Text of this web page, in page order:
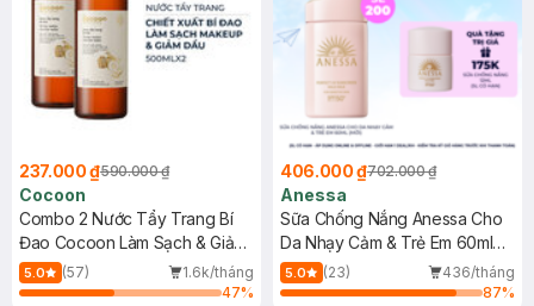
237.000 ₫590.000 ₫
Cocoon
Combo 2 Nước Tẩy Trang Bí
Đao Cocoon Làm Sạch & Giảm
Dầu 500ml
5.0 (57)
1.6k/tháng
47%
406.000 ₫702.000 ₫
Anessa
Sữa Chống Nắng Anessa Cho
Da Nhạy Cảm & Trẻ Em 60ml
(Mới)
5.0 (23)
436/tháng
87%